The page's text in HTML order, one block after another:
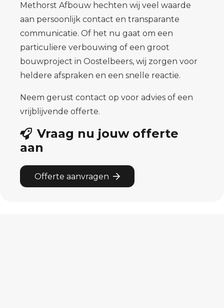
Methorst Afbouw hechten wij veel waarde
aan persoonlijk contact en transparante
communicatie. Of het nu gaat om een
particuliere verbouwing of een groot
bouwproject in Oostelbeers, wij zorgen voor
heldere afspraken en een snelle reactie.
Neem gerust contact op voor advies of een
vrijblijvende offerte.
Vraag nu jouw offerte
aan
Offerte aanvragen